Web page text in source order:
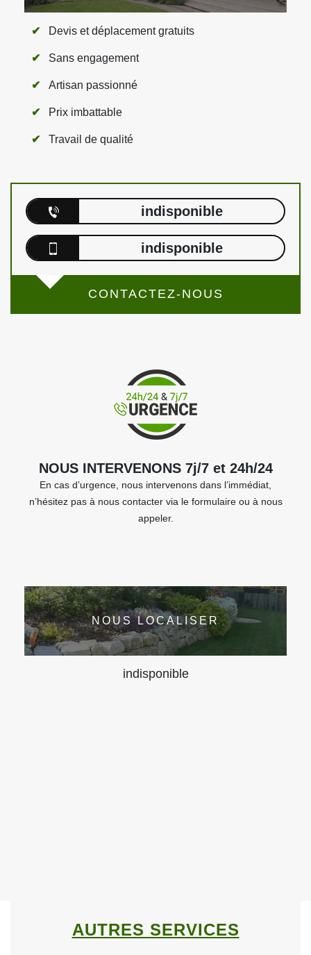
Devis et déplacement gratuits
Sans engagement
Artisan passionné
Prix imbattable
Travail de qualité
indisponible
indisponible
CONTACTEZ-NOUS
NOUS INTERVENONS 7j/7 et 24h/24
En cas d’urgence, nous intervenons dans l’immédiat,
n’hésitez pas à nous contacter via le formulaire ou à nous
appeler.
NOUS LOCALISER
indisponible
AUTRES SERVICES